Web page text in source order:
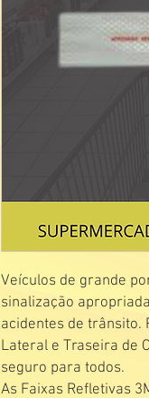
Veículos de grande
sinalização
acidentes de trânsito.
Lateral e Traseira de
seguro para todos.
As Faixas Refletivas